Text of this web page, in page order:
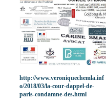
http://www.veroniquechemla.inf
o/2018/03/la-cour-dappel-de-
paris-condamne-des.html